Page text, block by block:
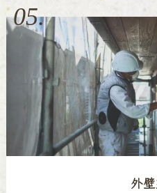
外
05.